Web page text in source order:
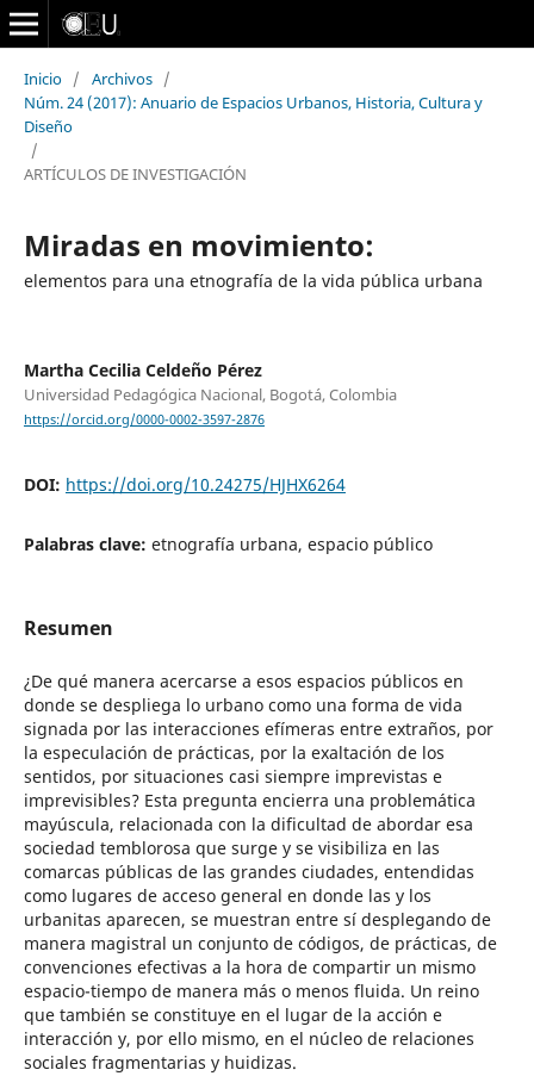
Inicio / Archivos /
Núm. 24 (2017): Anuario de Espacios Urbanos, Historia, Cultura y
Diseño
/
ARTÍCULOS DE INVESTIGACIÓN
Miradas en movimiento:
elementos para una etnografía de la vida pública urbana
Martha Cecilia Celdeño Pérez
Universidad Pedagógica Nacional, Bogotá, Colombia
https://orcid.org/0000-0002-3597-2876
DOI: https://doi.org/10.24275/HJHX6264
Palabras clave: etnografía urbana, espacio público
Resumen
¿De qué manera acercarse a esos espacios públicos en
donde se despliega lo urbano como una forma de vida
signada por las interacciones efímeras entre extraños, por
la especulación de prácticas, por la exaltación de los
sentidos, por situaciones casi siempre imprevistas e
imprevisibles? Esta pregunta encierra una problemática
mayúscula, relacionada con la dificultad de abordar esa
sociedad temblorosa que surge y se visibiliza en las
comarcas públicas de las grandes ciudades, entendidas
como lugares de acceso general en donde las y los
urbanitas aparecen, se muestran entre sí desplegando de
manera magistral un conjunto de códigos, de prácticas, de
convenciones efectivas a la hora de compartir un mismo
espacio-tiempo de manera más o menos fluida. Un reino
que también se constituye en el lugar de la acción e
interacción y, por ello mismo, en el núcleo de relaciones
sociales fragmentarias y huidizas.